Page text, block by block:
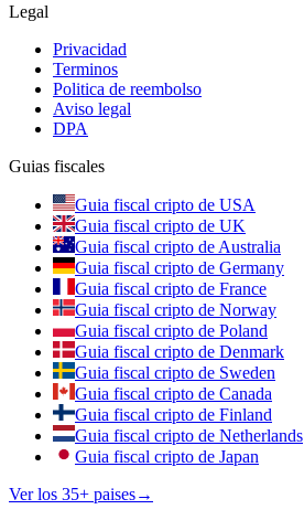
Legal
Privacidad
Terminos
Politica de reembolso
Aviso legal
DPA
Guias fiscales
Guia fiscal cripto de USA
Guia fiscal cripto de UK
Guia fiscal cripto de Australia
Guia fiscal cripto de Germany
Guia fiscal cripto de France
Guia fiscal cripto de Norway
Guia fiscal cripto de Poland
Guia fiscal cripto de Denmark
Guia fiscal cripto de Sweden
Guia fiscal cripto de Canada
Guia fiscal cripto de Finland
Guia fiscal cripto de Netherlands
Guia fiscal cripto de Japan
Ver los 35+ paises→